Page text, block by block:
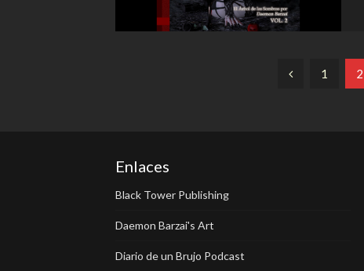
1 2
Enlaces
Black Tower Publishing
Daemon Barzai's Art
Diario de un Brujo Podcast